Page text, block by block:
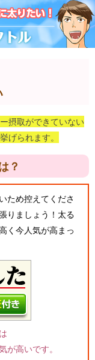
摂取ができていない
げられます。
？
ため控えてくださ
りましょう！太る
く今人気が高まっ
は
が高いです。